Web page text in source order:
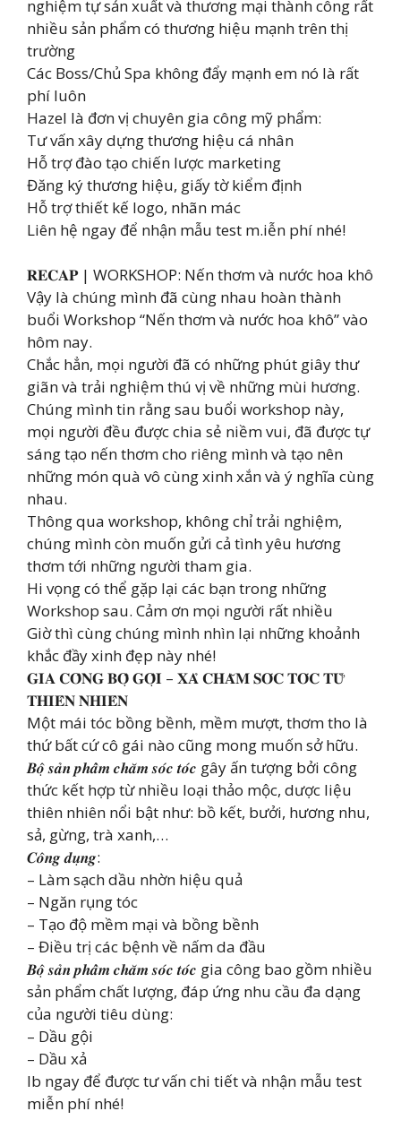
nghiệm tự sản xuất và thương mại thành công rất
nhiều sản phẩm có thương hiệu mạnh trên thị
trường
Các Boss/Chủ Spa không đẩy mạnh em nó là rất
phí luôn
Hazel là đơn vị chuyên gia công mỹ phẩm:
Tư vấn xây dựng thương hiệu cá nhân
Hỗ trợ đào tạo chiến lược marketing
Đăng ký thương hiệu, giấy tờ kiểm định
Hỗ trợ thiết kế logo, nhãn mác
Liên hệ ngay để nhận mẫu test m.iễn phí nhé!
𝐑𝐄𝐂𝐀𝐏 | WORKSHOP: Nến thơm và nước hoa khô
Vậy là chúng mình đã cùng nhau hoàn thành
buổi Workshop “Nến thơm và nước hoa khô” vào
hôm nay.
Chắc hẳn, mọi người đã có những phút giây thư
giãn và trải nghiệm thú vị về những mùi hương.
Chúng mình tin rằng sau buổi workshop này,
mọi người đều được chia sẻ niềm vui, đã được tự
sáng tạo nến thơm cho riêng mình và tạo nên
những món quà vô cùng xinh xắn và ý nghĩa cùng
nhau.
Thông qua workshop, không chỉ trải nghiệm,
chúng mình còn muốn gửi cả tình yêu hương
thơm tới những người tham gia.
Hi vọng có thể gặp lại các bạn trong những
Workshop sau. Cảm ơn mọi người rất nhiều
Giờ thì cùng chúng mình nhìn lại những khoảnh
khắc đầy xinh đẹp này nhé!
𝐆𝐈𝐀 𝐂𝐎̂𝐍𝐆 𝐁𝐎̣̂ 𝐆𝐎̣̂𝐈 – 𝐗𝐀̉ 𝐂𝐇𝐀̆𝐌 𝐒𝐎́𝐂 𝐓𝐎́𝐂 𝐓𝐔̛̀
𝐓𝐇𝐈𝐄̂𝐍 𝐍𝐇𝐈𝐄̂𝐍
Một mái tóc bồng bềnh, mềm mượt, thơm tho là
thứ bất cứ cô gái nào cũng mong muốn sở hữu.
𝑩𝒐̣̂ 𝒔𝒂̉𝒏 𝒑𝒉𝒂̂̉𝒎 𝒄𝒉𝒂̆𝒎 𝒔𝒐́𝒄 𝒕𝒐́𝒄 gây ấn tượng bởi công
thức kết hợp từ nhiều loại thảo mộc, dược liệu
thiên nhiên nổi bật như: bồ kết, bưởi, hương nhu,
sả, gừng, trà xanh,…
𝑪𝒐̂𝒏𝒈 𝒅𝒖̣𝒏𝒈:
– Làm sạch dầu nhờn hiệu quả
– Ngăn rụng tóc
– Tạo độ mềm mại và bồng bềnh
– Điều trị các bệnh về nấm da đầu
𝑩𝒐̣̂ 𝒔𝒂̉𝒏 𝒑𝒉𝒂̂̉𝒎 𝒄𝒉𝒂̆𝒎 𝒔𝒐́𝒄 𝒕𝒐́𝒄 gia công bao gồm nhiều
sản phẩm chất lượng, đáp ứng nhu cầu đa dạng
của người tiêu dùng:
– Dầu gội
– Dầu xả
Ib ngay để được tư vấn chi tiết và nhận mẫu test
miễn phí nhé!